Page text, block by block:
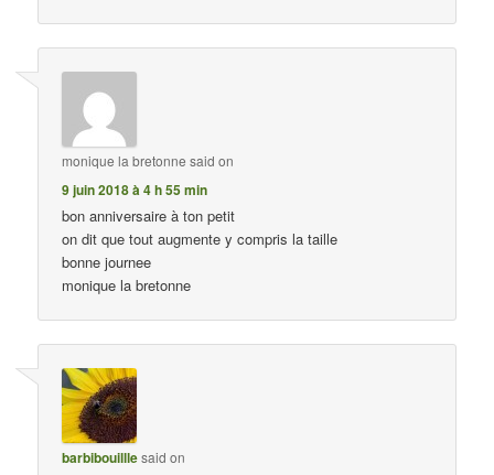
monique la bretonne said on
9 juin 2018 à 4 h 55 min
bon anniversaire à ton petit
on dit que tout augmente y compris la taille
bonne journee
monique la bretonne
barbibouilllesaid on